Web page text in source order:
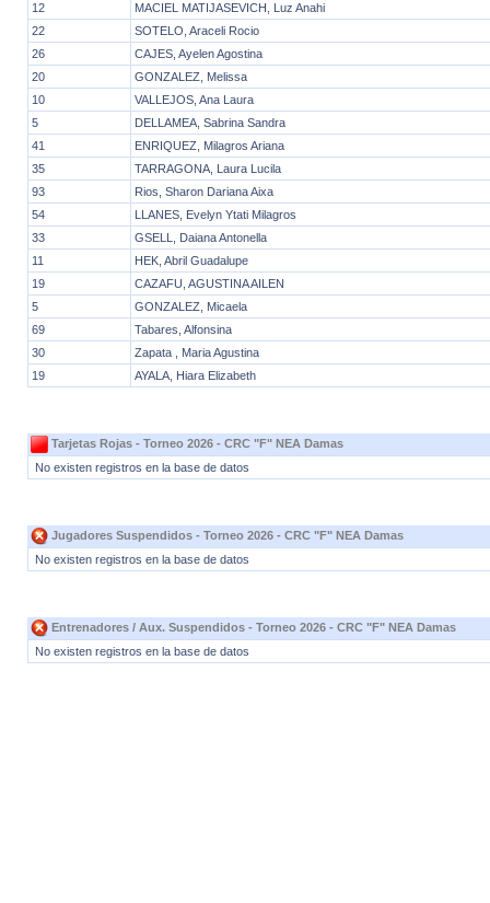
12
MACIEL MATIJASEVICH, Luz Anahi
22
SOTELO, Araceli Rocio
26
CAJES, Ayelen Agostina
20
GONZALEZ, Melissa
10
VALLEJOS, Ana Laura
5
DELLAMEA, Sabrina Sandra
41
ENRIQUEZ, Milagros Ariana
35
TARRAGONA, Laura Lucila
93
Rios, Sharon Dariana Aixa
54
LLANES, Evelyn Ytati Milagros
33
GSELL, Daiana Antonella
11
HEK, Abril Guadalupe
19
CAZAFU, AGUSTINA AILEN
5
GONZALEZ, Micaela
69
Tabares, Alfonsina
30
Zapata , Maria Agustina
19
AYALA, Hiara Elizabeth
Tarjetas Rojas - Torneo 2026 - CRC "F" NEA Damas
No existen registros en la base de datos
Jugadores Suspendidos - Torneo 2026 - CRC "F" NEA Damas
No existen registros en la base de datos
Entrenadores / Aux. Suspendidos - Torneo 2026 - CRC "F" NEA Damas
No existen registros en la base de datos